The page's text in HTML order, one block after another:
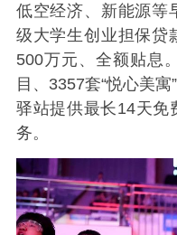
低空经济、新能源等
级大学生创业担保贷
500万元、全额贴息
目、3357套“悦心美
驿站提供最长14天免
务。